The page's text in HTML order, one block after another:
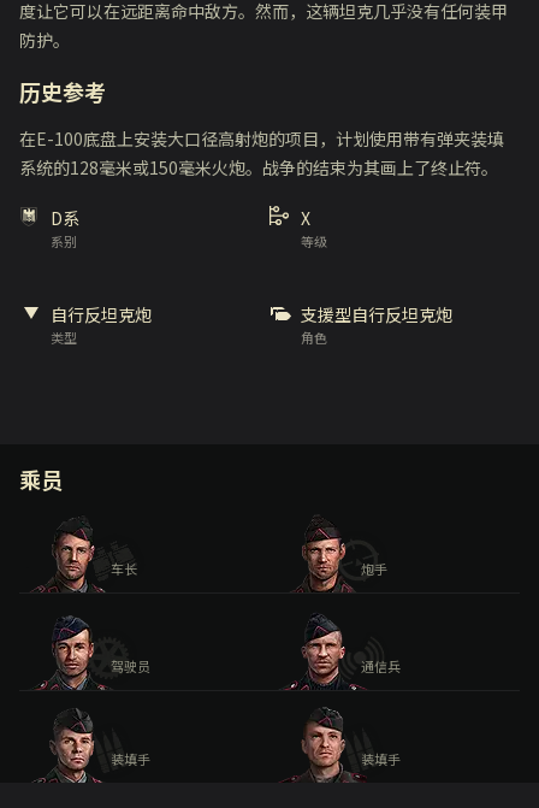
度让它可以在远距离命中敌方。然而，这辆坦克几乎没有任何装甲
防护。
历史参考
在E-100底盘上安装大口径高射炮的项目，计划使用带有弹夹装填
系统的128毫米或150毫米火炮。战争的结束为其画上了终止符。
系别
D系
等级
X
类型
自行反坦克炮
角色
支援型自行反坦克炮
乘员
车长 炮手
驾驶员 通信兵
装填手 装填手